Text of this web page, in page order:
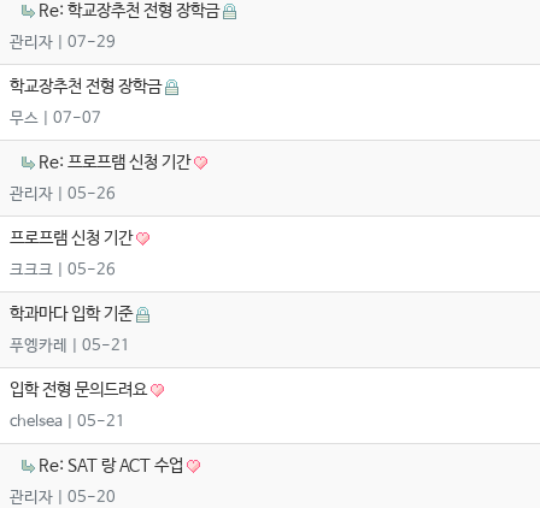
Re: 학교장추천 전형 장학금
관리자 | 07-29
학교장추천 전형 장학금
무스 | 07-07
Re: 프로프램 신청 기간
관리자 | 05-26
프로프램 신청 기간
크크크 | 05-26
학과마다 입학 기준
푸엥카레 | 05-21
입학 전형 문의드려요
chelsea | 05-21
Re: SAT 랑 ACT 수업
관리자 | 05-20